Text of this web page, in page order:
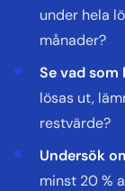
under hela
månader?
Se vad
lösas ut,
restvärde?
Undersök
minst 20 %